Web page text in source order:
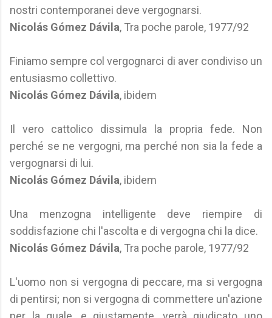
nostri contemporanei deve vergognarsi.
Nicolás Gómez Dávila, Tra poche parole, 1977/92
Finiamo sempre col vergognarci di aver condiviso un
entusiasmo collettivo.
Nicolás Gómez Dávila, ibidem
Il vero cattolico dissimula la propria fede. Non
perché se ne vergogni, ma perché non sia la fede a
vergognarsi di lui.
Nicolás Gómez Dávila, ibidem
Una menzogna intelligente deve riempire di
soddisfazione chi l'ascolta e di vergogna chi la dice.
Nicolás Gómez Dávila, Tra poche parole, 1977/92
L'uomo non si vergogna di peccare, ma si vergogna
di pentirsi; non si vergogna di commettere un'azione